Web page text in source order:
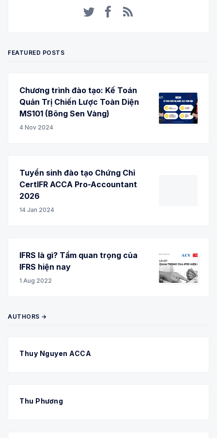
FEATURED POSTS
Chương trình đào tạo: Kế Toán
Quản Trị Chiến Lược Toàn Diện
MS101 (Bông Sen Vàng)
4 Nov 2024
Tuyển sinh đào tạo Chứng Chỉ
CertIFR ACCA Pro-Accountant
2026
14 Jan 2024
IFRS là gì? Tầm quan trọng của
IFRS hiện nay
1 Aug 2022
AUTHORS →
Thuy Nguyen ACCA
Thu Phương